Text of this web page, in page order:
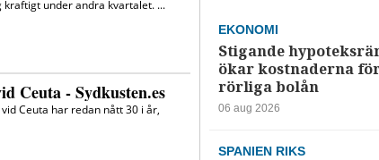
EKONOMI
Stigande
ökar kostnaderna
rörliga bolån
06 aug 2026
SPANIEN RIKS